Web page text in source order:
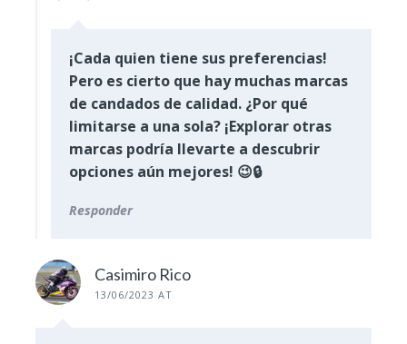
¡Cada quien tiene sus preferencias!
Pero es cierto que hay muchas marcas
de candados de calidad. ¿Por qué
limitarse a una sola? ¡Explorar otras
marcas podría llevarte a descubrir
opciones aún mejores! 😉🔒
Responder
Casimiro Rico
13/06/2023 AT